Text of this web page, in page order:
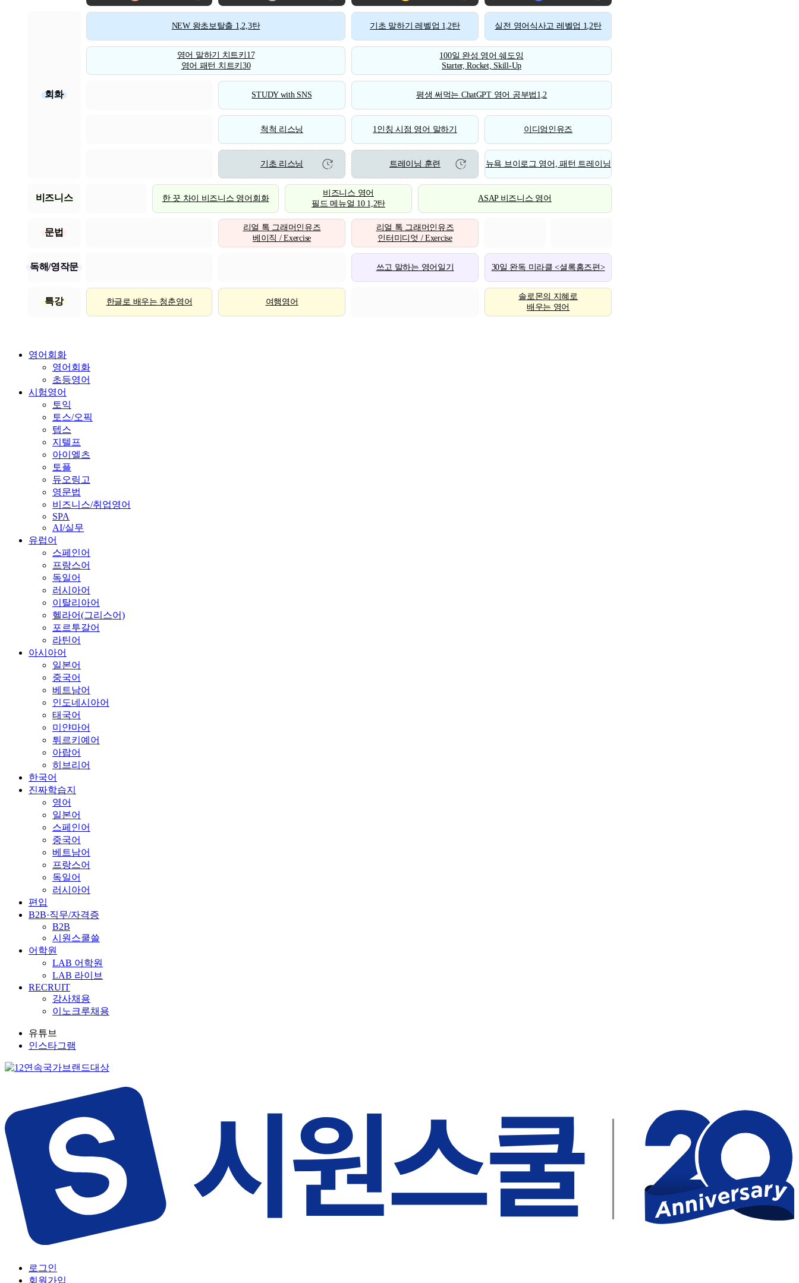
회화
NEW 왕초보탈출 1,2,3탄 기초 말하기 레벨업 1,2탄 실전 영어식사고 레벨업 1,2탄
영어 말하기 치트키17
영어 패턴 치트키30
100일 완성 영어 쉐도잉
Starter, Rocket, Skill-Up
STUDY with SNS 평생 써먹는 ChatGPT 영어 공부법1,2
척척 리스닝 1인칭 시점 영어 말하기 이디엄인유즈
기초 리스닝 트레이닝 훈련 뉴욕 브이로그 영어, 패턴 트레이닝
비즈니스 한 끗 차이 비즈니스 영어회화
비즈니스 영어
필드 메뉴얼 10 1,2탄
ASAP 비즈니스 영어
문법
리얼 톡 그래머인유즈
베이직 / Exercise
리얼 톡 그래머인유즈
인터미디엇 / Exercise
독해/영작문 쓰고 말하는 영어일기 30일 완독 미라클 <셜록홈즈편>
특강 한글로 배우는 청춘영어 여행영어
솔로몬의 지혜로
배우는 영어
영어회화
영어회화
초등영어
시험영어
토익
토스/오픽
텝스
지텔프
아이엘츠
토플
듀오링고
영문법
비즈니스/취업영어
SPA
AI/실무
유럽어
스페인어
프랑스어
독일어
러시아어
이탈리아어
헬라어(그리스어)
포르투갈어
라틴어
아시아어
일본어
중국어
베트남어
인도네시아어
태국어
미얀마어
튀르키예어
아랍어
히브리어
한국어
진짜학습지
영어
일본어
스페인어
중국어
베트남어
프랑스어
독일어
러시아어
편입
B2B·직무/자격증
B2B
시원스쿨쓸
어학원
LAB 어학원
LAB 라이브
RECRUIT
강사채용
이노크루채용
유튜브
인스타그램
로그인
회원가입